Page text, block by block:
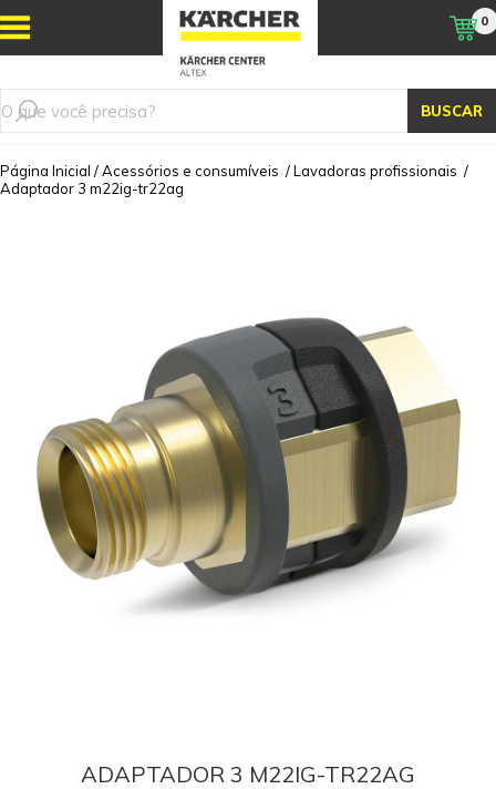
BUSCAR
0
Página Inicial /Acessórios e consumíveis /Lavadoras profissionais /
Adaptador 3 m22ig-tr22ag
ADAPTADOR 3 M22IG-TR22AG